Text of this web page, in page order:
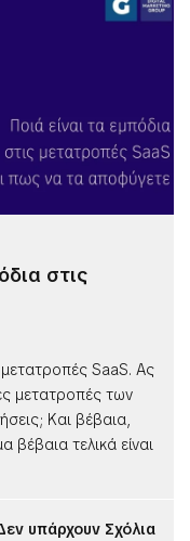
στις
μετατροπές SaaS. Ας
μετατροπές των
Και βέβαια,
βέβαια τελικά είναι
υπάρχουν Σχόλια